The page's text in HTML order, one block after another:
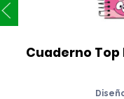
Cuaderno Top